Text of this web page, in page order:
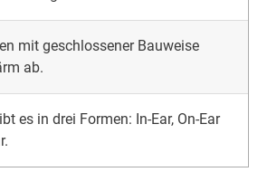
mit geschlossener Bauweise
ab.
es in drei Formen: In-Ear, On-Ear